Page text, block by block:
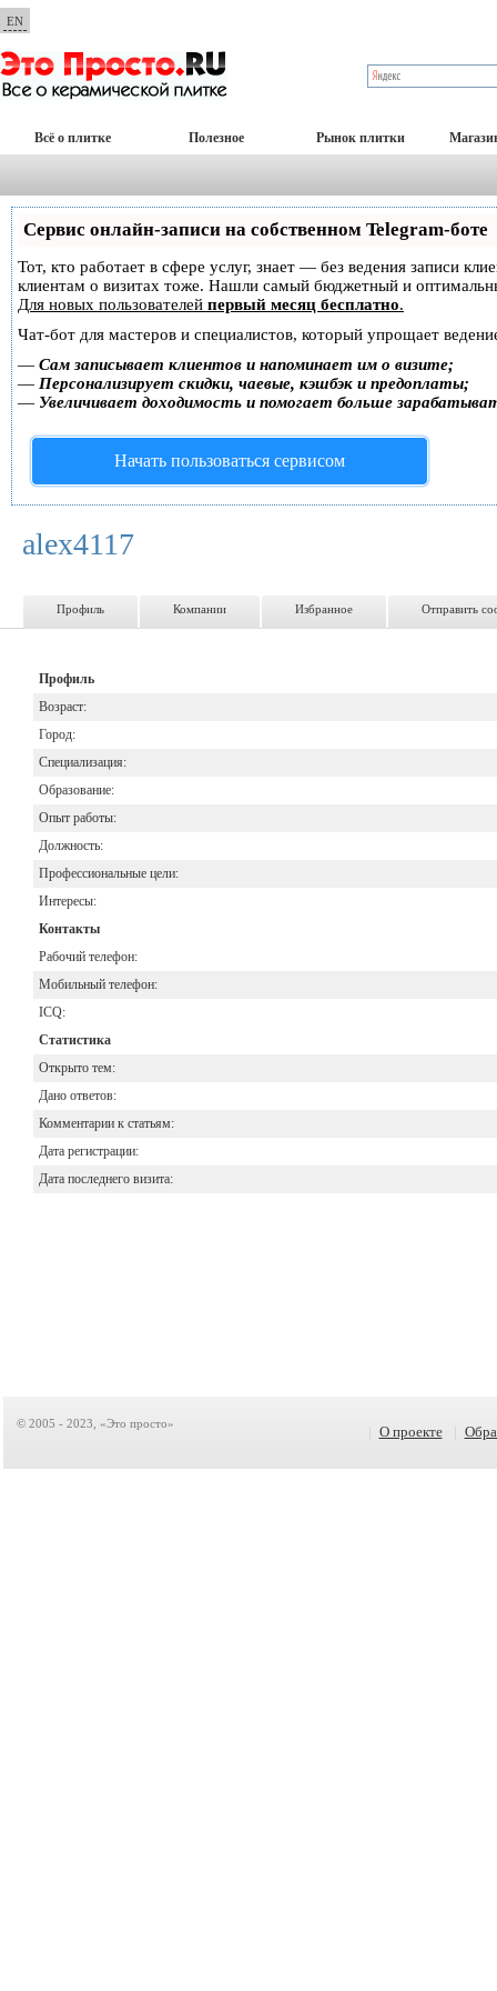
EN
Всё о плитке Полезное Рынок плитки
Сервис онлайн-записи на собственном Telegram-боте
Тот, кто работает в сфере услуг, знает — без ведения записи
клиентам о визитах тоже. Нашли самый бюджетный и
Для новых пользователей первый месяц бесплатно.
Чат-бот для мастеров и специалистов, который упрощает
— Сам записывает клиентов и напоминает им о визите;
— Персонализирует скидки, чаевые, кэшбэк и предоплаты;
— Увеличивает доходимость и помогает больше
Начать пользоваться сервисом
alex4117
Профиль Компании Избранное Отправить
Профиль
Возраст:
Город:
Специализация:
Образование:
Опыт работы:
Должность:
Профессиональные цели:
Интересы:
Контакты
Рабочий телефон:
Мобильный телефон:
ICQ:
Статистика
Открыто тем:
Дано ответов:
Комментарии к статьям:
Дата регистрации:
Дата последнего визита:
© 2005 - 2023, «Это просто» О проекте